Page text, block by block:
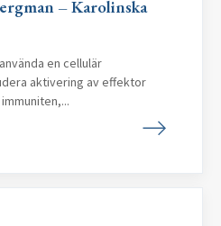
– Karolinska
en cellulär
aktivering av effektor